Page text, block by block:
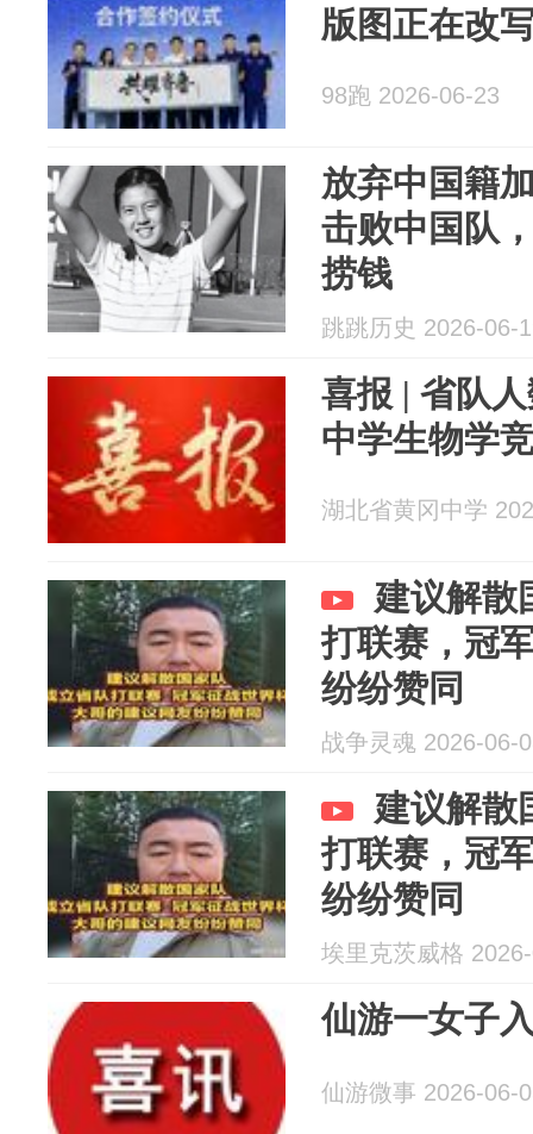
版图正在改
98跑 2026-06-23
放弃中国籍
击败中国队
捞钱
跳跳历史 2026-06-
喜报 | 省队
中学生物学
湖北省黄冈中学
建议解散
打联赛，冠
纷纷赞同
战争灵魂 2026-06-
建议解散
打联赛，冠
纷纷赞同
埃里克茨威格
仙游一女子
仙游微事 2026-06-